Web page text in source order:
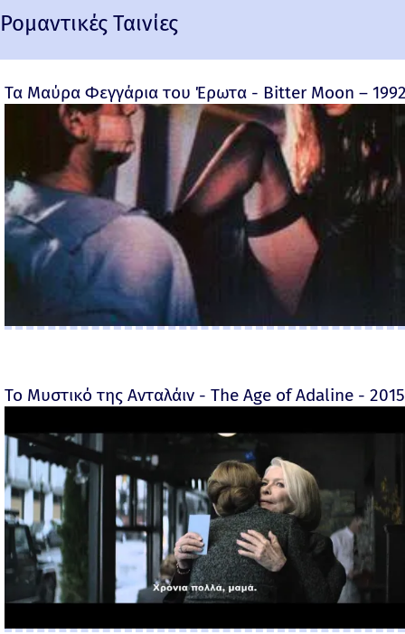
Ρομαντικές Ταινίες
Τα Μαύρα Φεγγάρια του Έρωτα - Bitter Moon –
Το Μυστικό της Ανταλάιν - The Age of Adaline - 2015